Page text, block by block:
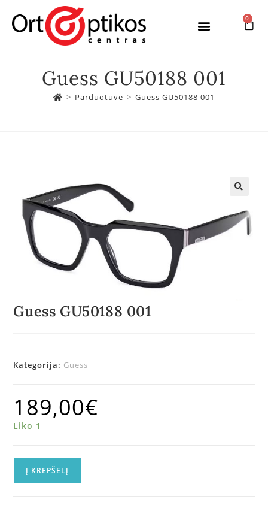
0
Guess GU50188 001
> Parduotuvė > Guess GU50188 001
Guess GU50188 001
Kategorija: Guess
189,00€
Liko 1
Į KREPŠELĮ